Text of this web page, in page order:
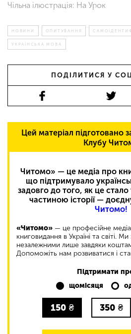
Чільна ілюстрація: На Урок
НОВИНИ ОПИТУВАННЯ
УКРАЇНСЬКА МОВА
ПОДІЛИТИСЯ У
Цей матеріал підготовано
Клубу
Читомо» — це медіа про
що підтримувало
задовго до того, як це
частиною історії —
Читомо!
«Читомо» — це професійне
книговидання в Україні та світі.
незалежними лише завдяки
Допоможіть нам розвиватися і
Підтримати
щомісяця
150 ₴ 350 ₴